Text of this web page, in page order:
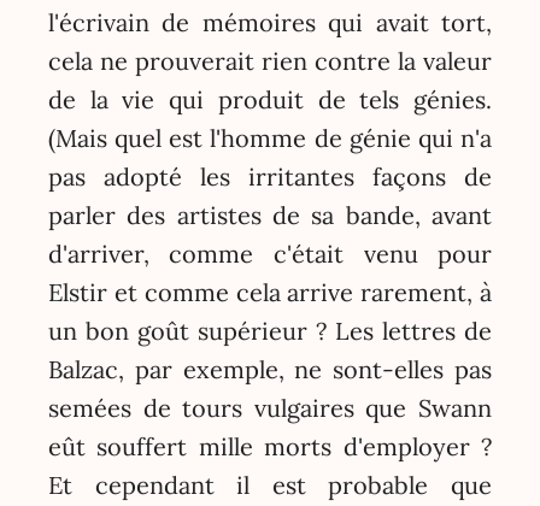
l'écrivain de mémoires qui avait tort,
cela ne prouverait rien contre la valeur
de la vie qui produit de tels génies.
(Mais quel est l'homme de génie qui n'a
pas adopté les irritantes façons de
parler des artistes de sa bande, avant
d'arriver, comme c'était venu pour
Elstir et comme cela arrive rarement, à
un bon goût supérieur ? Les lettres de
Balzac, par exemple, ne sont-elles pas
semées de tours vulgaires que Swann
eût souffert mille morts d'employer ?
Et cependant il est probable que